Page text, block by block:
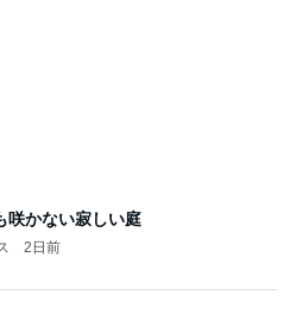
咲かない寂しい庭
2日前